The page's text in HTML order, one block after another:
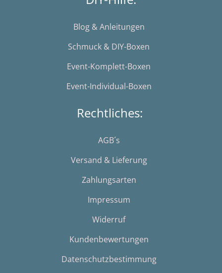
Blog & Anleitungen
Schmuck & DIY-Boxen
Event-Komplett-Boxen
Event-Individual-Boxen
Rechtliches:
AGB´s
Versand & Lieferung
Zahlungsarten
Impressum
Widerruf
Kundenbewertungen
Datenschutzbestimmung